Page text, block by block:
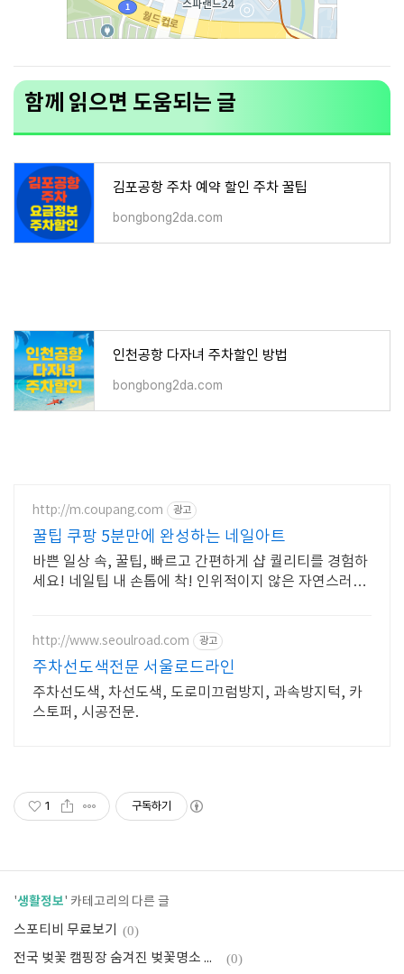
함께 읽으면 도움되는 글
김포공항 주차 예약 할인 주차 꿀팁
bongbong2da.com
인천공항 다자녀 주차할인 방법
bongbong2da.com
http://m.coupang.com 광고
꿀팁 쿠팡 5분만에 완성하는 네일아트
바쁜 일상 속, 꿀팁, 빠르고 간편하게 샵 퀄리티를 경험하
세요! 네일팁 내 손톱에 착! 인위적이지 않은 자연스러운
http://www.seoulroad.com 광고
주차선도색전문 서울로드라인
주차선도색, 차선도색, 도로미끄럼방지, 과속방지턱, 카
스토퍼, 시공전문.
1 구독하기
'생활정보' 카테고리의 다른 글
스포티비 무료보기 (0)
전국 벚꽃 캠핑장 숨겨진 벚꽃명소 추천 (0)